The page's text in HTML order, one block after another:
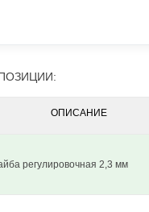
ОПИСАНИЕ
регулировочная 2,3 мм